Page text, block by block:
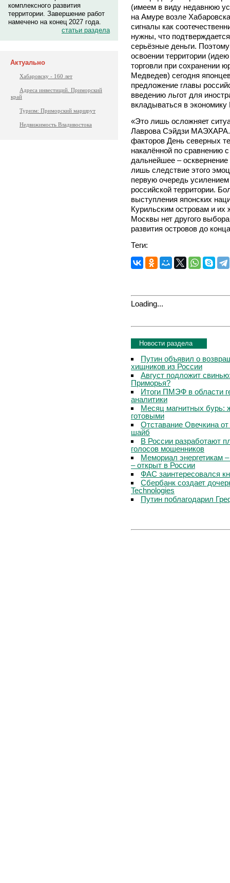
комплексного развития
территории. Завершение работ
намечено на конец 2027 года.
статьи раздела
Актуально
Хабаровску - 160 лет
Адреса инвестиций. Приморский
край
Туризм: Приморский маршрут
Недвижимость Владивостока
(имеем в виду недавнюю
на Амуре возле
сигналы как
нужны, что
серьёзные деньги.
освоении территории
торговли при сохранении
Медведев) сегодня
предложение главы
введению льгот для
вкладываться в экономику
«Это лишь осложняет
Лаврова Сэйдзи МАЭХАРА.
факторов День северных
накалённой по сравнению
дальнейшее –
лишь следствие этого
первую очередь
российской территории.
выступления японских
Курильским островам и их
Москвы нет другого
развития островов до
Теги:
Loading...
Новости раздела
Путин объявил о
хищников из России
Август подложит
Приморья?
Итоги ПМЭФ в области
аналитики
Месяц магнитных бурь:
готовыми
Отставание Овечкина
шайб
В России разработают
голосов мошенников
Мемориал энергетикам
– открыт в России
ФАС заинтересовался
Сбербанк создает
Technologies
Путин поблагодарил